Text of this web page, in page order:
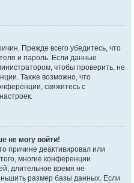
Прежде всего убедитесь, что
и пароль. Если данные
чтобы проверить, не
Также возможно, что
свяжитесь с
не могу войти!
причине деактивировал или
многие конференции
длительное время не
размер базы данных. Если